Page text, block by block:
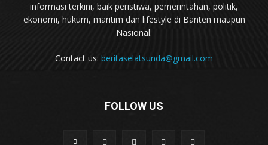
informasi terkini, baik peristiwa, pemerintahan, politik,
ekonomi, hukum, maritim dan lifestyle di Banten maupun
Nasional.
Contact us: beritaselatsunda@gmail.com
FOLLOW US